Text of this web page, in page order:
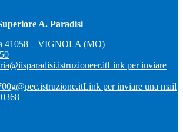
A. Paradisi
41058 – VIGNOLA (MO)
Link per inviare
Link per inviare una mail